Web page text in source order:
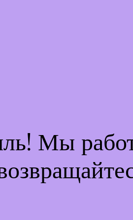
Мы